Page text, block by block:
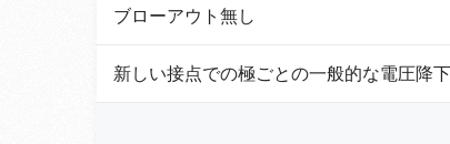
ブローアウト無し
新しい接点での極ごとの一般的な電圧降